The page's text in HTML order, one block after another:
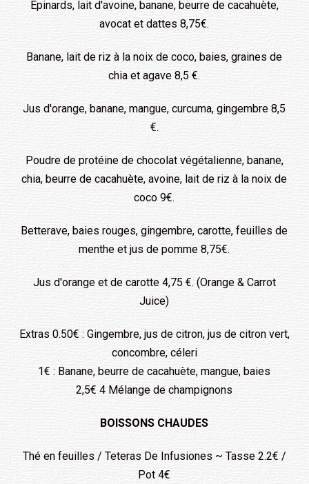
Épinards, lait d'avoine, banane, beurre de cacahuète,
avocat et dattes 8,75€.
Banane, lait de riz à la noix de coco, baies, graines de
chia et agave 8,5 €.
Jus d'orange, banane, mangue, curcuma, gingembre 8,5
€.
Poudre de protéine de chocolat végétalienne, banane,
chia, beurre de cacahuète, avoine, lait de riz à la noix de
coco 9€.
Betterave, baies rouges, gingembre, carotte, feuilles de
menthe et jus de pomme 8,75€.
Jus d'orange et de carotte 4,75 €. (Orange & Carrot
Juice)
Extras 0.50€ : Gingembre, jus de citron, jus de citron vert,
concombre, céleri
1€ : Banane, beurre de cacahuète, mangue, baies
2,5€ 4 Mélange de champignons
BOISSONS CHAUDES
Thé en feuilles / Teteras De Infusiones ~ Tasse 2.2€ /
Pot 4€